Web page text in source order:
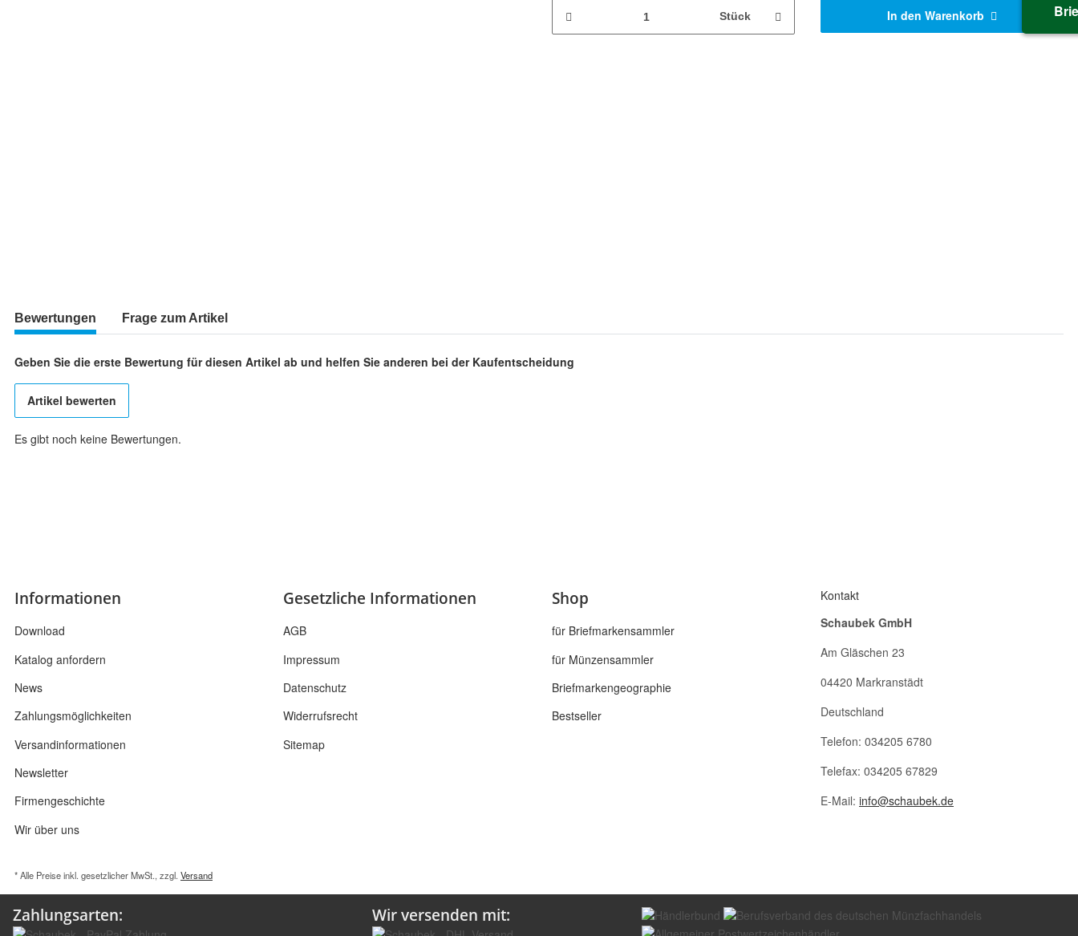
Stück In den Warenkorb
Bewertungen Frage zum Artikel
Geben Sie die erste Bewertung für diesen Artikel ab und helfen Sie anderen bei der Kaufentscheidung
Artikel bewerten
Es gibt noch keine Bewertungen.
Informationen
Download
Katalog anfordern
News
Zahlungsmöglichkeiten
Versandinformationen
Newsletter
Firmengeschichte
Wir über uns
Gesetzliche Informationen
AGB
Impressum
Datenschutz
Widerrufsrecht
Sitemap
Shop
für Briefmarkensammler
für Münzensammler
Briefmarkengeographie
Bestseller
Kontakt
Schaubek GmbH
Am Gläschen 23
04420 Markranstädt
Deutschland
Telefon: 034205 6780
Telefax: 034205 67829
E-Mail: info@schaubek.de
* Alle Preise inkl. gesetzlicher MwSt., zzgl. Versand
Zahlungsarten: Wir versenden mit: